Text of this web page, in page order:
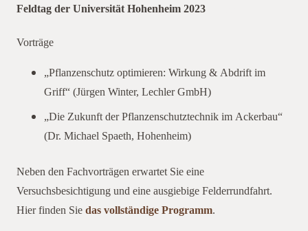
Feldtag der Universität Hohenheim 2023
Vorträge
„Pflanzenschutz optimieren: Wirkung & Abdrift im
Griff“ (Jürgen Winter, Lechler GmbH)
„Die Zukunft der Pflanzenschutztechnik im Ackerbau“
(Dr. Michael Spaeth, Hohenheim)
Neben den Fachvorträgen erwartet Sie eine
Versuchsbesichtigung und eine ausgiebige Felderrundfahrt.
Hier finden Siedas vollständige Programm.